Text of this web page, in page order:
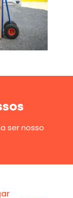
ser nosso